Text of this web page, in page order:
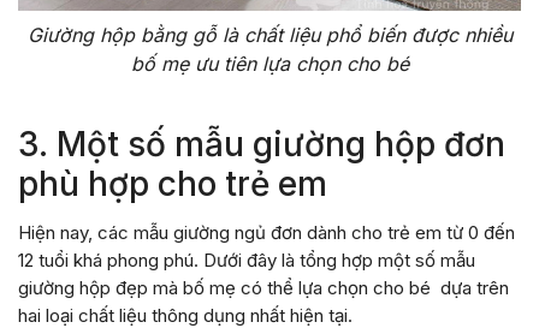
Giường hộp bằng gỗ là chất liệu phổ biến được nhiều
bố mẹ ưu tiên lựa chọn cho bé
3. Một số mẫu giường hộp đơn
phù hợp cho trẻ em
Hiện nay, các mẫu giường ngủ đơn dành cho trẻ em từ 0 đến
12 tuổi khá phong phú. Dưới đây là tổng hợp một số mẫu
giường hộp đẹp mà bố mẹ có thể lựa chọn cho bé dựa trên
hai loại chất liệu thông dụng nhất hiện tại.